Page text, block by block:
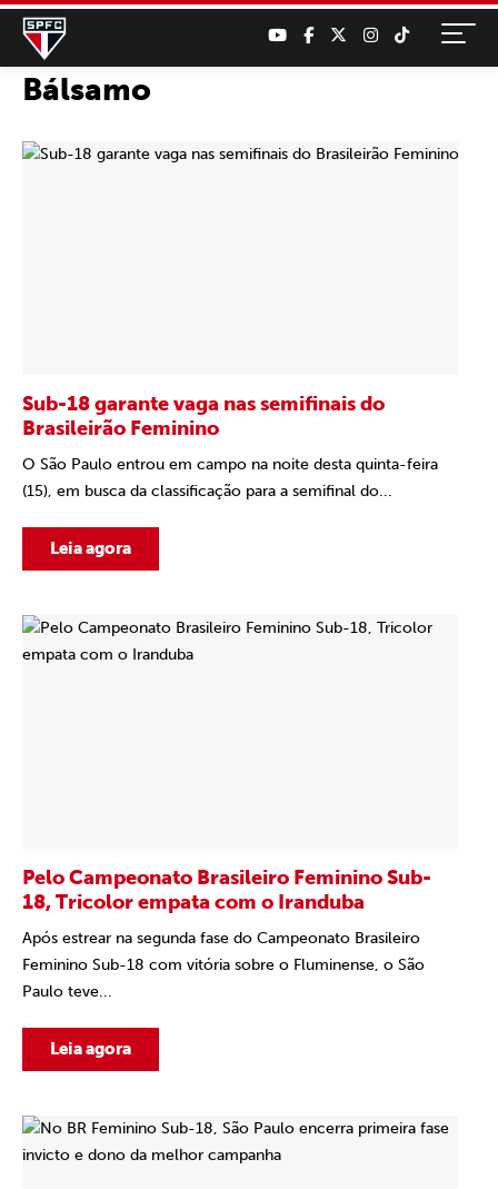
Bálsamo
Sub-18 garante vaga nas semifinais do
Brasileirão Feminino
O São Paulo entrou em campo na noite desta quinta-feira
(15), em busca da classificação para a semifinal do...
Leia agora
Pelo Campeonato Brasileiro Feminino Sub-
18, Tricolor empata com o Iranduba
Após estrear na segunda fase do Campeonato Brasileiro
Feminino Sub-18 com vitória sobre o Fluminense, o São
Paulo teve...
Leia agora